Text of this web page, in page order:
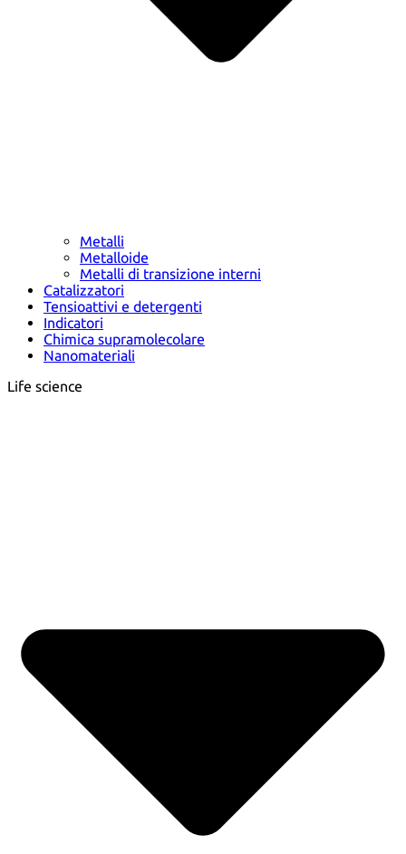
Metalli
Metalloide
Metalli di transizione interni
Catalizzatori
Tensioattivi e detergenti
Indicatori
Chimica supramolecolare
Nanomateriali
Life science